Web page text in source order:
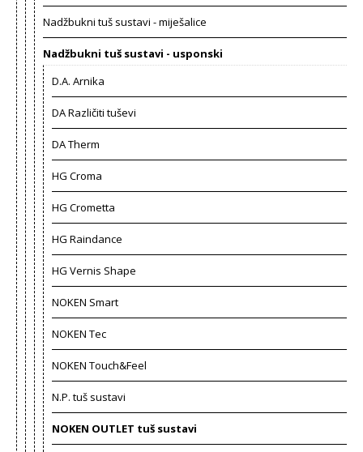
Nadžbukni tuš sustavi - miješalice
Nadžbukni tuš sustavi - usponski
D.A. Arnika
DA Različiti tuševi
DA Therm
HG Croma
HG Crometta
HG Raindance
HG Vernis Shape
NOKEN Smart
NOKEN Tec
NOKEN Touch&Feel
N.P. tuš sustavi
NOKEN OUTLET tuš sustavi